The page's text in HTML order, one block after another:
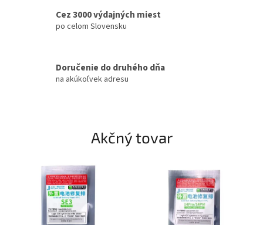
Cez 3000 výdajných miest
po celom Slovensku
Doručenie do druhého dňa
na akúkoľvek adresu
Akčný tovar